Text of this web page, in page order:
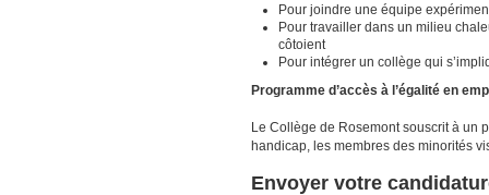
Pour joindre une équipe
Pour travailler dans un milieu
côtoient
Pour intégrer un collège qui
Programme d’accès à l’égalité en
Le Collège de Rosemont souscrit à un
handicap, les membres des minorités
Envoyer votre